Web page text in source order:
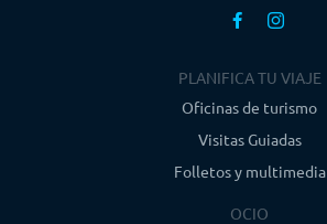
PLANIFICA TU VIAJE
Oficinas de turismo
Visitas Guiadas
Folletos y multimedia
OCIO